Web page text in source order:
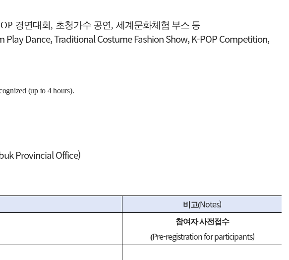
경연대회 , 초청가수 공연,세계문화체험 부스 등
Dance, Traditional Costume Fashion Show, K-POP Competition,
(up to 4 hours).
Provincial Office)
비고(Notes)
참여자 사전접수
(Pre-registration for participants)